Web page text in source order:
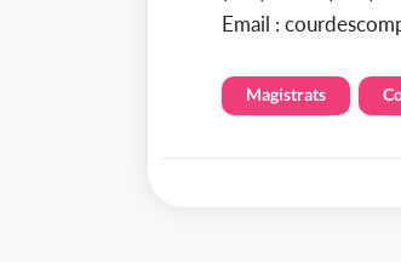
Email :
Magistrats